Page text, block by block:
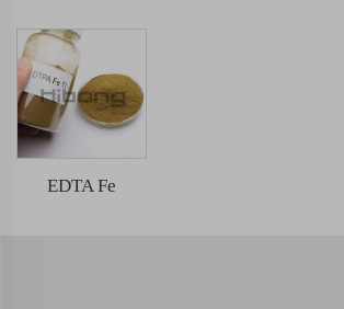
EDTA Fe